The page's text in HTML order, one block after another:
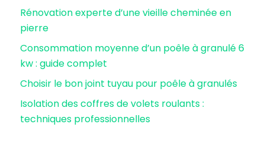
Rénovation experte d’une vieille cheminée en
pierre
Consommation moyenne d’un poêle à granulé 6
kw : guide complet
Choisir le bon joint tuyau pour poêle à granulés
Isolation des coffres de volets roulants :
techniques professionnelles